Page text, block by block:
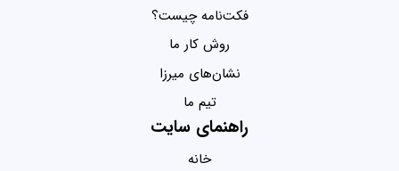
فکت‌نامه چیست؟
روش کار ما
نشان‌های میرزا
تیم ما
راهنمای سایت
خانه